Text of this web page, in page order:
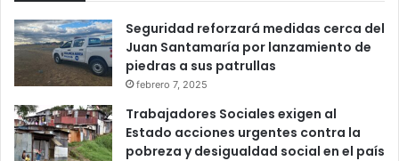
Seguridad reforzará medidas cerca del
Juan Santamaría por lanzamiento de
piedras a sus patrullas
febrero 7, 2025
Trabajadores Sociales exigen al
Estado acciones urgentes contra la
pobreza y desigualdad social en el país